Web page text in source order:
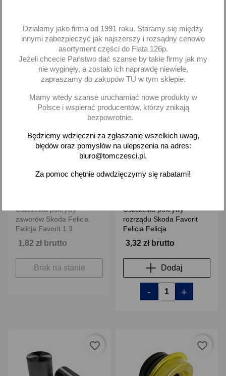
Dodaj
- +
Dodaj
- +
Uszczelka pokrywy
zaworów Skoda Felicia
Felicja Favorit 1.3
1,82 zł brutto
Brak na stanie
favorite_border
Uszczelka pokrywy
rozrządu Skoda Favorit
Felicia Felicja
3,32 zł brutto
Dodaj
- +
favorite_border favorite_border
Działamy jako firma od 1991 roku. Staramy się między
innymi zabezpieczyć jak najszerszy i rozsądny cenowo
asortyment części do Fiata 126p.
Jeżeli chcecie Państwo dać szanse by takie firmy jak my
nie wyginęły, a zostało ich naprawdę niewiele,
zapraszamy do zakupów TU w tym sklepie.
Mamy wtedy szanse uruchamiać nowe produkty w
Polsce i wspierać producentów, którzy znikają
bezpowrotnie.
Będziemy wdzięczni za zgłaszanie wszelkich uwag,
błędów oraz pomysłów na ulepszenia na adres:
biuro@tomczesci.pl.
Za pomoc chętnie odwdzięczymy się rabatami!